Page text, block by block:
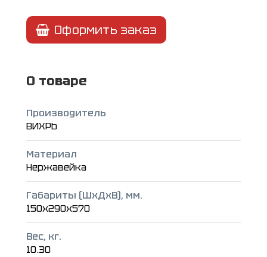
Оформить заказ
О товаре
Производитель
ВИХРЬ
Материал
Нержавейка
Габариты (ШxДxВ), мм.
150x290x570
Вес, кг.
10.30